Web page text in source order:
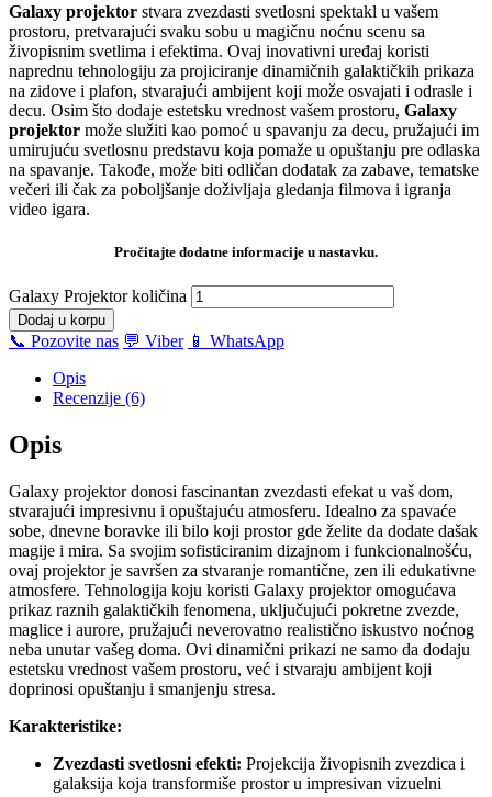
Galaxy projektor stvara zvezdasti svetlosni spektakl u vašem
prostoru, pretvarajući svaku sobu u magičnu noćnu scenu sa
živopisnim svetlima i efektima. Ovaj inovativni uređaj koristi
naprednu tehnologiju za projiciranje dinamičnih galaktičkih prikaza
na zidove i plafon, stvarajući ambijent koji može osvajati i odrasle i
decu. Osim što dodaje estetsku vrednost vašem prostoru, Galaxy
projektor može služiti kao pomoć u spavanju za decu, pružajući im
umirujuću svetlosnu predstavu koja pomaže u opuštanju pre odlaska
na spavanje. Takođe, može biti odličan dodatak za zabave, tematske
večeri ili čak za poboljšanje doživljaja gledanja filmova i igranja
video igara.
Pročitajte dodatne informacije u nastavku.
Galaxy Projektor količina
Dodaj u korpu
📞 Pozovite nas 💬 Viber 📱 WhatsApp
Opis
Recenzije (6)
Opis
Galaxy projektor donosi fascinantan zvezdasti efekat u vaš dom,
stvarajući impresivnu i opuštajuću atmosferu. Idealno za spavaće
sobe, dnevne boravke ili bilo koji prostor gde želite da dodate dašak
magije i mira. Sa svojim sofisticiranim dizajnom i funkcionalnošću,
ovaj projektor je savršen za stvaranje romantične, zen ili edukativne
atmosfere. Tehnologija koju koristi Galaxy projektor omogućava
prikaz raznih galaktičkih fenomena, uključujući pokretne zvezde,
maglice i aurore, pružajući neverovatno realistično iskustvo noćnog
neba unutar vašeg doma. Ovi dinamični prikazi ne samo da dodaju
estetsku vrednost vašem prostoru, već i stvaraju ambijent koji
doprinosi opuštanju i smanjenju stresa.
Karakteristike:
Zvezdasti svetlosni efekti: Projekcija živopisnih zvezdica i
galaksija koja transformiše prostor u impresivan vizuelni